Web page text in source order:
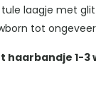
laagje met
tot ongeveer
haarbandje 1-3